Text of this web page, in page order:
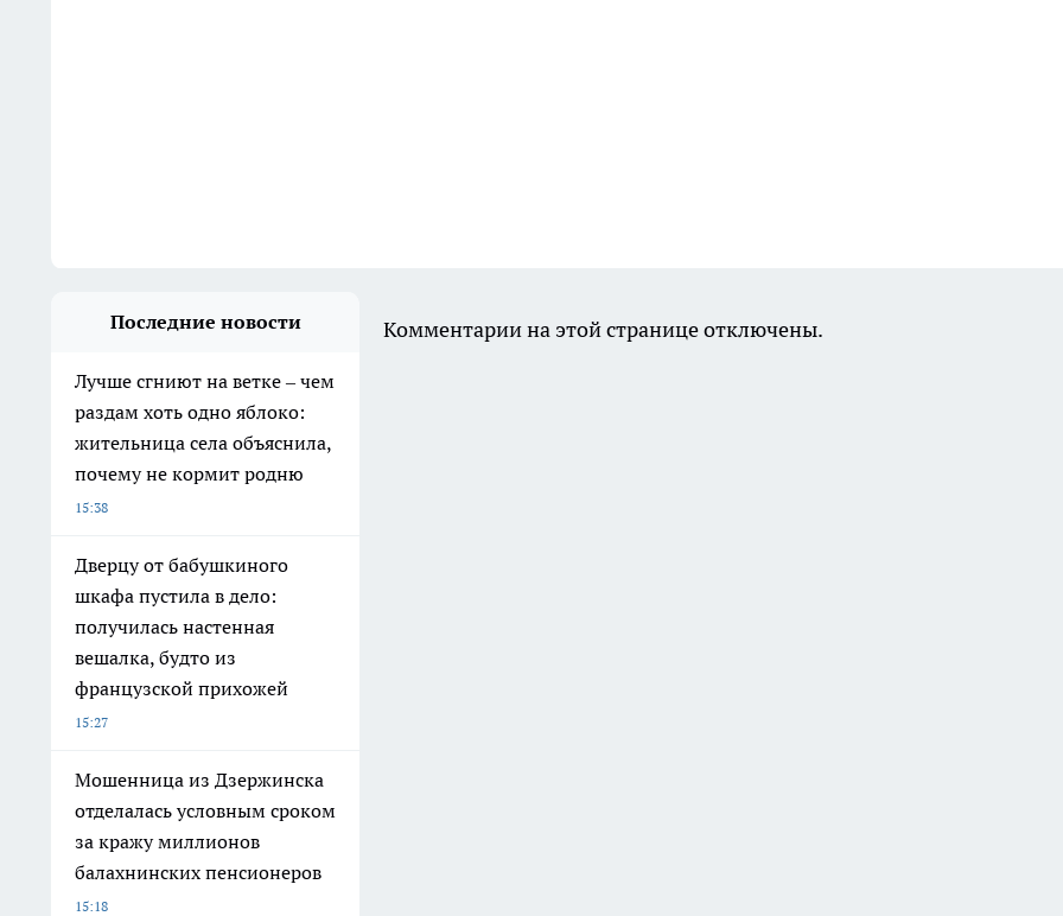
Последние новости
Лучше сгниют на ветке – чем
раздам хоть одно яблоко:
жительница села объяснила,
почему не кормит родню
15:38
Дверцу от бабушкиного
шкафа пустила в дело:
получилась настенная
вешалка, будто из
французской прихожей
15:27
Мошенница из Дзержинска
отделалась условным сроком
за кражу миллионов
балахнинских пенсионеров
15:18
Комментарии на этой странице отключены.